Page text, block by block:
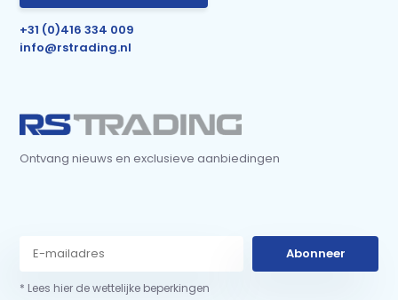
+31 (0)416 334 009
info@rstrading.nl
Ontvang nieuws en exclusieve aanbiedingen
Abonneer
* Lees hier de wettelijke beperkingen